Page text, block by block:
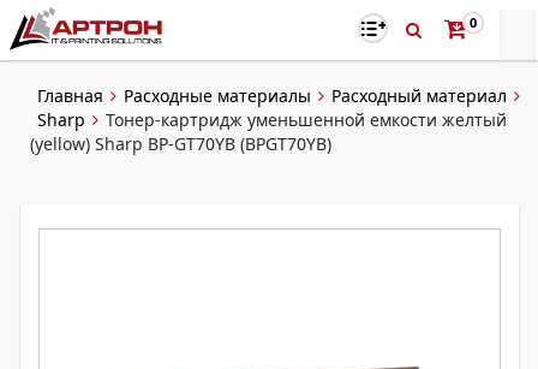
0
Главная Расходные материалы
Расходный материал
Sharp
Тонер-картридж уменьшенной емкости желтый
(yellow) Sharp BP-GT70YB (BPGT70YB)